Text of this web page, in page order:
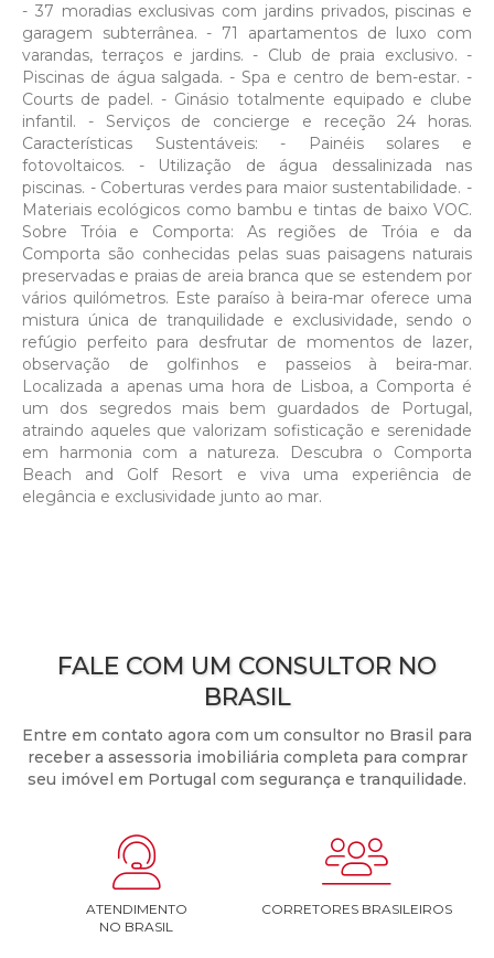
- 37 moradias exclusivas com jardins privados, piscinas e
garagem subterrânea. - 71 apartamentos de luxo com
varandas, terraços e jardins. - Club de praia exclusivo. -
Piscinas de água salgada. - Spa e centro de bem-estar. -
Courts de padel. - Ginásio totalmente equipado e clube
infantil. - Serviços de concierge e receção 24 horas.
Características Sustentáveis: - Painéis solares e
fotovoltaicos. - Utilização de água dessalinizada nas
piscinas. - Coberturas verdes para maior sustentabilidade. -
Materiais ecológicos como bambu e tintas de baixo VOC.
Sobre Tróia e Comporta: As regiões de Tróia e da
Comporta são conhecidas pelas suas paisagens naturais
preservadas e praias de areia branca que se estendem por
vários quilómetros. Este paraíso à beira-mar oferece uma
mistura única de tranquilidade e exclusividade, sendo o
refúgio perfeito para desfrutar de momentos de lazer,
observação de golfinhos e passeios à beira-mar.
Localizada a apenas uma hora de Lisboa, a Comporta é
um dos segredos mais bem guardados de Portugal,
atraindo aqueles que valorizam sofisticação e serenidade
em harmonia com a natureza. Descubra o Comporta
Beach and Golf Resort e viva uma experiência de
elegância e exclusividade junto ao mar.
FALE COM UM CONSULTOR NO
BRASIL
Entre em contato agora com um consultor no Brasil para
receber a assessoria imobiliária completa para comprar
seu imóvel em Portugal com segurança e tranquilidade.

ATENDIMENTO
NO BRASIL

CORRETORES BRASILEIROS